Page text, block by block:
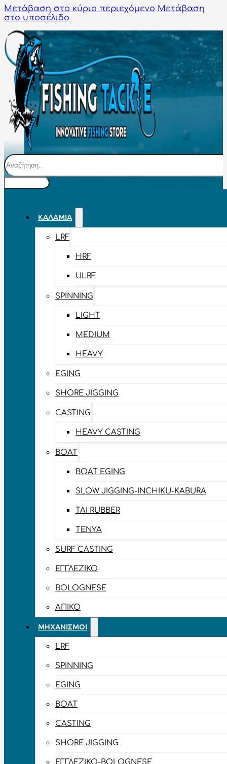
Μετάβαση στο κύριο περιεχόμενο Μετάβαση
στο υποσέλιδο
Αναζήτηση
ΚΑΛΆΜΙΑ
LRF
HRF
ULRF
SPINNING
LIGHT
MEDIUM
HEAVY
EGING
SHORE JIGGING
CASTING
HEAVY CASTING
BOAT
BOAT EGING
SLOW JIGGING-INCHIKU-KABURA
TAI RUBBER
TENYA
SURF CASTING
ΕΓΓΛΈΖΙΚΟ
BOLOGNESE
ΑΠΊΚΟ
ΜΗΧΑΝΙΣΜΟΊ
LRF
SPINNING
EGING
BOAT
CASTING
SHORE JIGGING
ΕΓΓΛΈΖΙΚΟ-BOLOGNESE